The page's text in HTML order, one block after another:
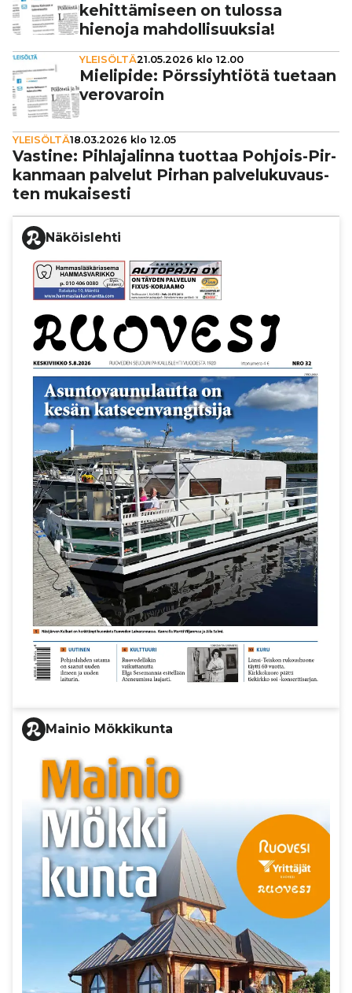
kehit­tä­mi­seen on tulossa
hienoja mah­dol­li­suuk­sia!
YLEISÖLTÄ21.05.2026 klo 12.00
Mielipide: Pörs­siyh­ti­ötä tuetaan
vero­va­roin
YLEISÖLTÄ18.03.2026 klo 12.05
Vastine: Pih­la­ja­linna tuottaa Pohjois-Pir­
kan­maan palvelut Pirhan pal­ve­lu­ku­vaus­
ten mukai­sesti
Näköislehti
Mainio Mökkikunta